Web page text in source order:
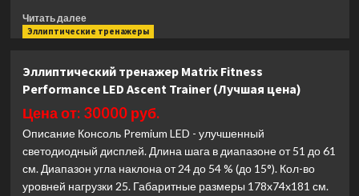
Читать далееПрочитать
больше
тренажер
Horizon
ANDES
7.1
(Лучшая
цена)
Эллиптические тренажеры
Эллиптический тренажер Matrix Fitness
Performance LED Ascent Trainer (Лучшая цена)
Цена от: 30000 руб.
Описание Консоль Premium LED - улучшенный
светодиодный дисплей. Длина шага в диапазоне от 51 до 61
см. Диапазон угла наклона от 24 до 54 % (до 15°). Кол-во
уровней нагрузки 25. Габаритные размеры 178x74x181 см.